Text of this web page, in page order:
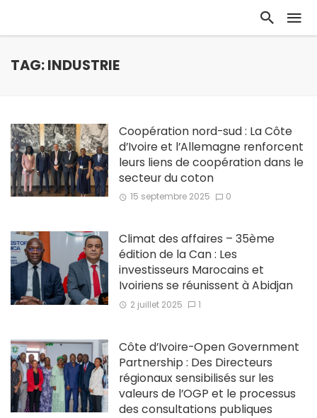
TAG: INDUSTRIE
Coopération nord-sud : La Côte
d’Ivoire et l’Allemagne renforcent
leurs liens de coopération dans le
secteur du coton
15 septembre 2025 0
Climat des affaires – 35ème
édition de la Can : Les
investisseurs Marocains et
Ivoiriens se réunissent à Abidjan
2 juillet 2025 1
Côte d’Ivoire-Open Government
Partnership : Des Directeurs
régionaux sensibilisés sur les
valeurs de l’OGP et le processus
des consultations publiques